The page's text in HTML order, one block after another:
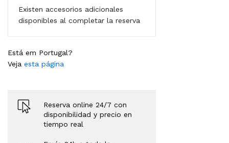
Reserva online 24/7 con
disponibilidad y precio en
tiempo real
Está em Portugal?
Veja esta página
Existen accesorios adicionales
disponibles al completar la reserva